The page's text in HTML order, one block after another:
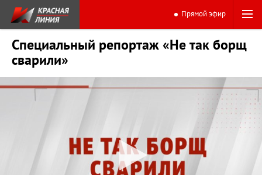
Прямой эфир
Специальный репортаж «Не так борщ
сварили»